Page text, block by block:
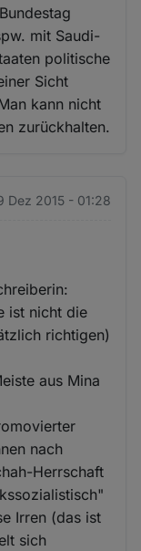
mit Saudi-
politische
Sicht
kann nicht
zurückhalten.
Dez 2015 - 01:28
ist nicht die
richtigen)
aus Mina
nach
Herrschaft
Irren (das ist
sich